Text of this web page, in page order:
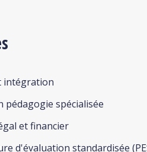
intégration
pédagogie spécialisée
et financier
d'évaluation standardisée